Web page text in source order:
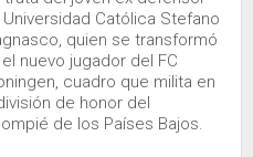
Católica Stefano
quien se transformó
nuevo jugador del FC
cuadro que milita en
de honor del
de los Países Bajos.
General de Gobierno